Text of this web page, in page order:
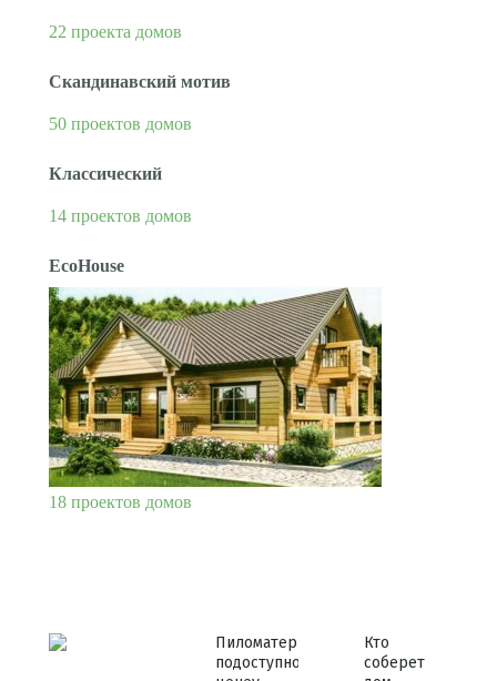
22 проекта домов
Скандинавский мотив
50 проектов домов
Классический
14 проектов домов
EcoHouse
18 проектов домов
Пиломатериалы
по доступной
Кто
соберет